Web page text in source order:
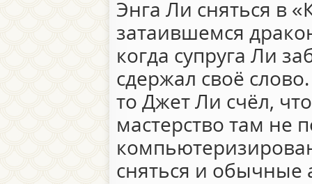
Энга Ли сняться в
затаившемся
когда супруга Ли
сдержал своё
то Джет Ли счёл,
мастерство там не
сняться и обычные